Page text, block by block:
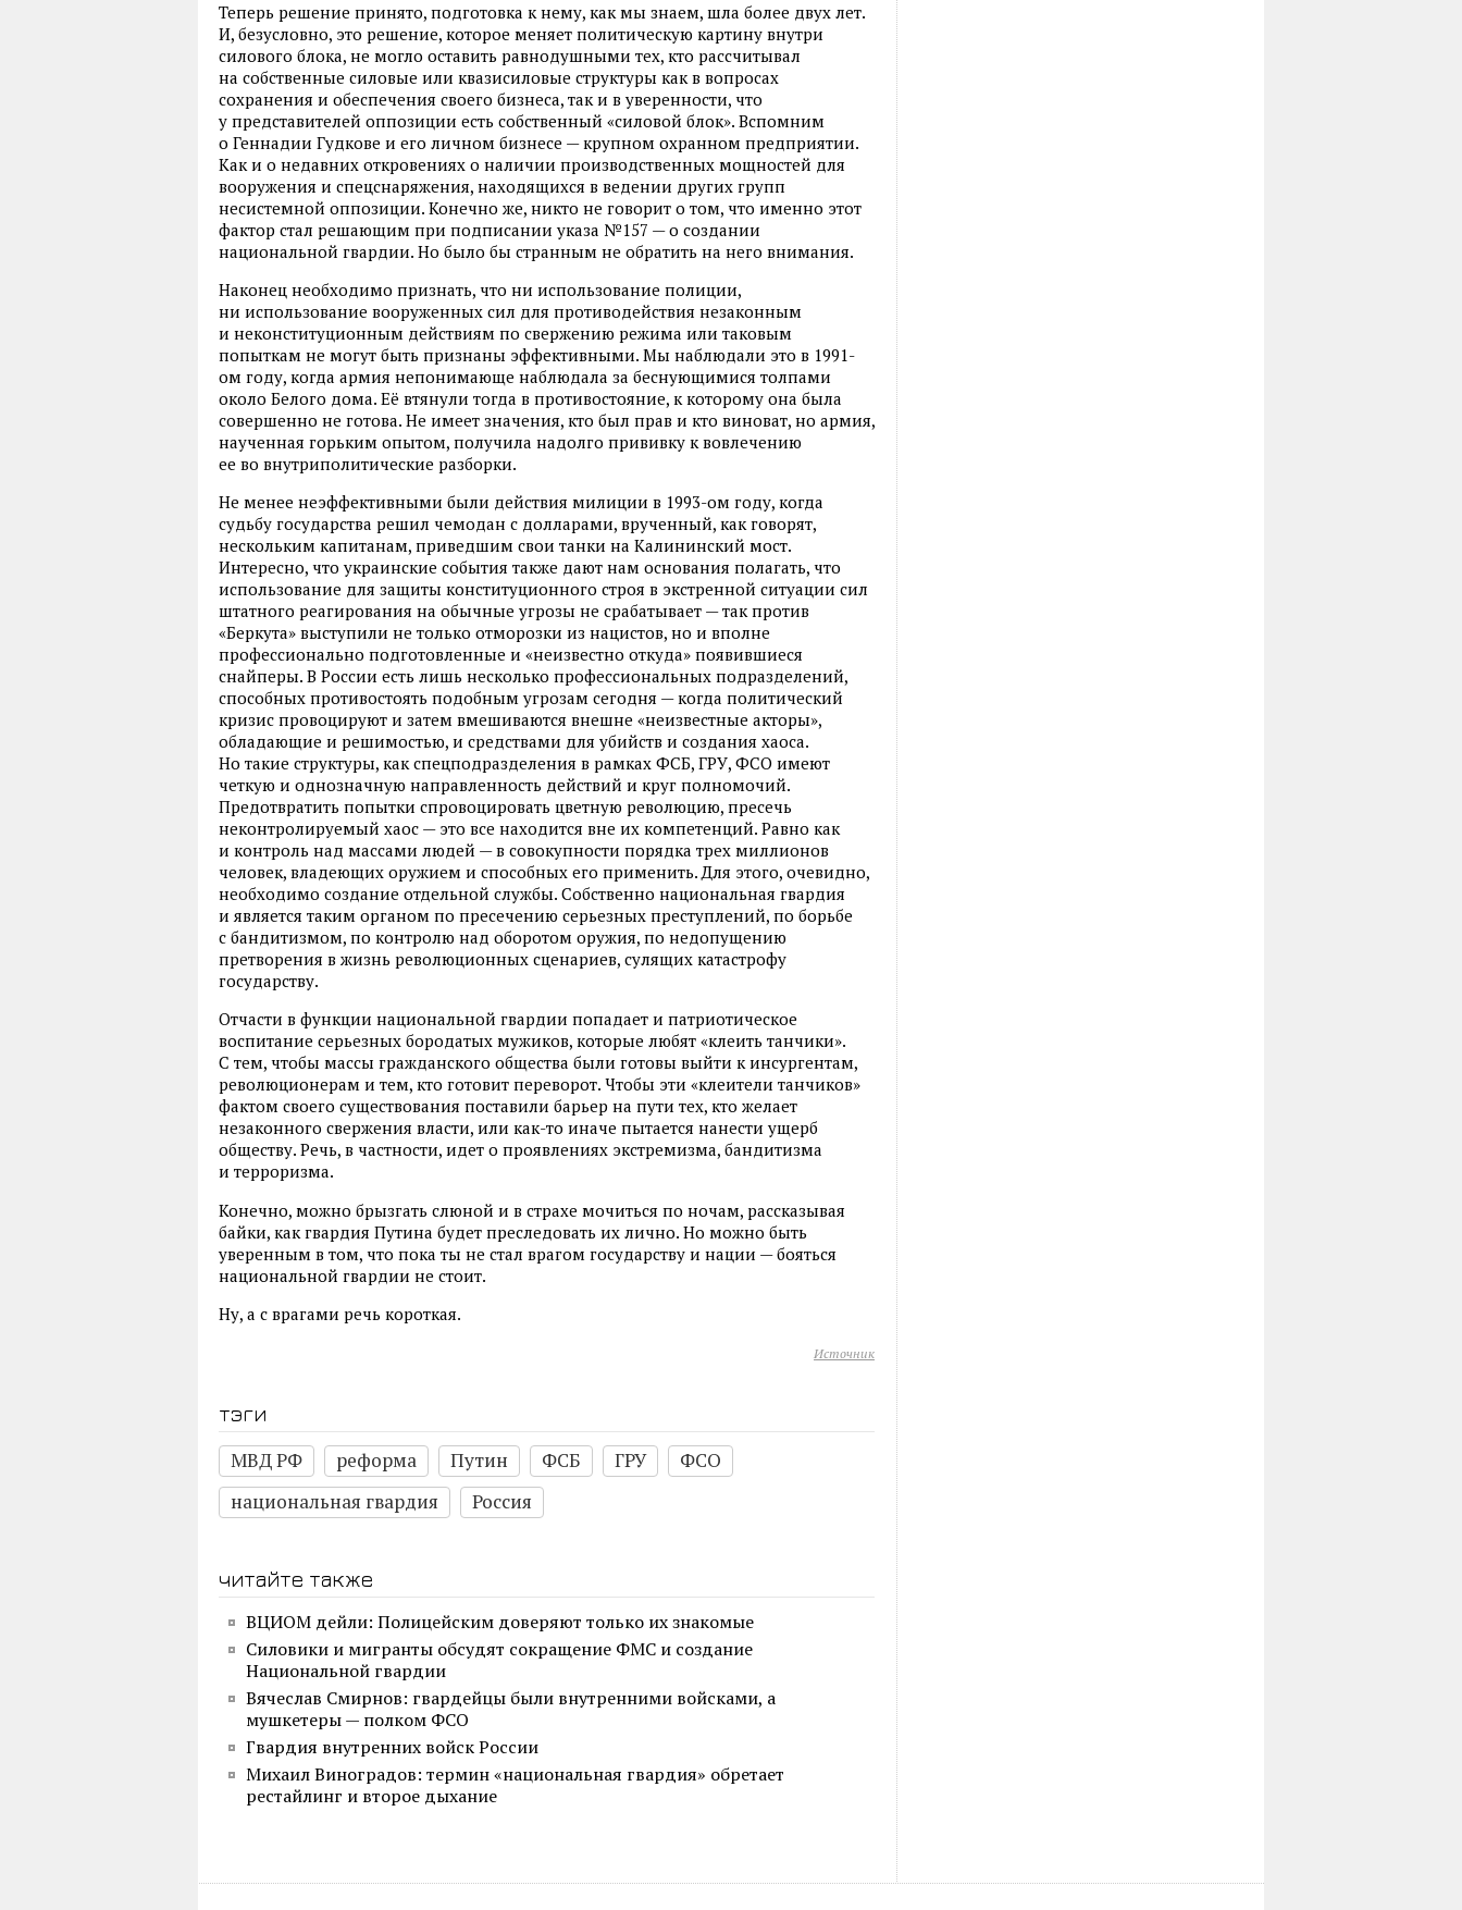
Теперь решение принято, подготовка к нему, как мы знаем, шла более двух лет.
И, безусловно, это решение, которое меняет политическую картину внутри
силового блока, не могло оставить равнодушными тех, кто рассчитывал
на собственные силовые или квазисиловые структуры как в вопросах
сохранения и обеспечения своего бизнеса, так и в уверенности, что
у представителей оппозиции есть собственный «силовой блок». Вспомним
о Геннадии Гудкове и его личном бизнесе — крупном охранном предприятии.
Как и о недавних откровениях о наличии производственных мощностей для
вооружения и спецснаряжения, находящихся в ведении других групп
несистемной оппозиции. Конечно же, никто не говорит о том, что именно этот
фактор стал решающим при подписании указа №157 — о создании
национальной гвардии. Но было бы странным не обратить на него внимания.
Наконец необходимо признать, что ни использование полиции,
ни использование вооруженных сил для противодействия незаконным
и неконституционным действиям по свержению режима или таковым
попыткам не могут быть признаны эффективными. Мы наблюдали это в 1991-
ом году, когда армия непонимающе наблюдала за беснующимися толпами
около Белого дома. Её втянули тогда в противостояние, к которому она была
совершенно не готова. Не имеет значения, кто был прав и кто виноват, но армия,
наученная горьким опытом, получила надолго прививку к вовлечению
ее во внутриполитические разборки.
Не менее неэффективными были действия милиции в 1993-ом году, когда
судьбу государства решил чемодан с долларами, врученный, как говорят,
нескольким капитанам, приведшим свои танки на Калининский мост.
Интересно, что украинские события также дают нам основания полагать, что
использование для защиты конституционного строя в экстренной ситуации сил
штатного реагирования на обычные угрозы не срабатывает — так против
«Беркута» выступили не только отморозки из нацистов, но и вполне
профессионально подготовленные и «неизвестно откуда» появившиеся
снайперы. В России есть лишь несколько профессиональных подразделений,
способных противостоять подобным угрозам сегодня — когда политический
кризис провоцируют и затем вмешиваются внешне «неизвестные акторы»,
обладающие и решимостью, и средствами для убийств и создания хаоса.
Но такие структуры, как спецподразделения в рамках ФСБ, ГРУ, ФСО имеют
четкую и однозначную направленность действий и круг полномочий.
Предотвратить попытки спровоцировать цветную революцию, пресечь
неконтролируемый хаос — это все находится вне их компетенций. Равно как
и контроль над массами людей — в совокупности порядка трех миллионов
человек, владеющих оружием и способных его применить. Для этого, очевидно,
необходимо создание отдельной службы. Собственно национальная гвардия
и является таким органом по пресечению серьезных преступлений, по борьбе
с бандитизмом, по контролю над оборотом оружия, по недопущению
претворения в жизнь революционных сценариев, сулящих катастрофу
государству.
Отчасти в функции национальной гвардии попадает и патриотическое
воспитание серьезных бородатых мужиков, которые любят «клеить танчики».
С тем, чтобы массы гражданского общества были готовы выйти к инсургентам,
революционерам и тем, кто готовит переворот. Чтобы эти «клеители танчиков»
фактом своего существования поставили барьер на пути тех, кто желает
незаконного свержения власти, или как-то иначе пытается нанести ущерб
обществу. Речь, в частности, идет о проявлениях экстремизма, бандитизма
и терроризма.
Конечно, можно брызгать слюной и в страхе мочиться по ночам, рассказывая
байки, как гвардия Путина будет преследовать их лично. Но можно быть
уверенным в том, что пока ты не стал врагом государству и нации — бояться
национальной гвардии не стоит.
Ну, а с врагами речь короткая.
Источник
тэги
МВД РФ
реформа Путин ФСБ ГРУ
ФСО
национальная гвардия
Россия
читайте также
ВЦИОМ дейли: Полицейским доверяют только их знакомые
Силовики и мигранты обсудят сокращение ФМС и создание
Национальной гвардии
Вячеслав Смирнов: гвардейцы были внутренними войсками, а
мушкетеры — полком ФСО
Гвардия внутренних войск России
Михаил Виноградов: термин «национальная гвардия» обретает
рестайлинг и второе дыхание